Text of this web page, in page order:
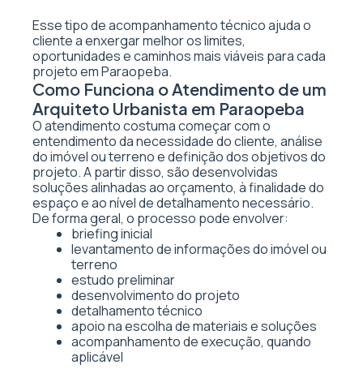
Esse tipo de acompanhamento técnico ajuda o
cliente a enxergar melhor os limites,
oportunidades e caminhos mais viáveis para cada
projeto em Paraopeba.
Como Funciona o Atendimento de um
Arquiteto Urbanista em Paraopeba
O atendimento costuma começar com o
entendimento da necessidade do cliente, análise
do imóvel ou terreno e definição dos objetivos do
projeto. A partir disso, são desenvolvidas
soluções alinhadas ao orçamento, à finalidade do
espaço e ao nível de detalhamento necessário.
De forma geral, o processo pode envolver:
briefing inicial
levantamento de informações do imóvel ou
terreno
estudo preliminar
desenvolvimento do projeto
detalhamento técnico
apoio na escolha de materiais e soluções
acompanhamento de execução, quando
aplicável